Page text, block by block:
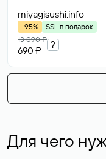
miyagisushi.info
-95%
SSL в подарок
13 090 ₽
690 ₽
?
Для чего